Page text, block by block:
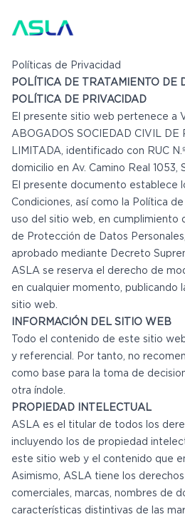
Políticas de Privacidad
POLÍTICA DE TRATAMIENTO DE
POLÍTICA DE PRIVACIDAD
El presente sitio web pertenece a
ABOGADOS SOCIEDAD CIVIL DE
LIMITADA, identificado con RUC
domicilio en Av. Camino Real 1053,
El presente documento establece
Condiciones, así como la Política
uso del sitio web, en cumplimiento
de Protección de Datos
aprobado mediante Decreto
ASLA se reserva el derecho de
en cualquier momento, publicando
sitio web.
INFORMACIÓN DEL SITIO WEB
Todo el contenido de este sitio
y referencial. Por tanto, no
como base para la toma de
otra índole.
PROPIEDAD INTELECTUAL
ASLA es el titular de todos los
incluyendo los de propiedad
este sitio web y el contenido que
Asimismo, ASLA tiene los
comerciales, marcas, nombres de
características distintivas de las